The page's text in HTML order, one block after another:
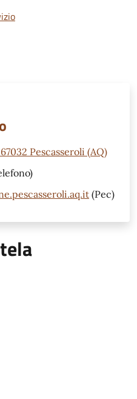
Pescasseroli (AQ)
(Pec)